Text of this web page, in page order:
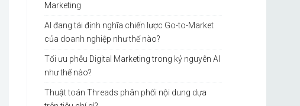
Marketing
AI đang tái định nghĩa chiến lược Go-to-Market
của doanh nghiệp như thế nào?
Tối ưu phễu Digital Marketing trong kỷ nguyên AI
như thế nào?
Thuật toán Threads phân phối nội dung dựa